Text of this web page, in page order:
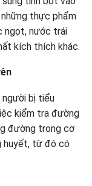
thực phẩm
ngọt, nước trái
kích thích khác.
người bị tiểu
kiểm tra đường
đường trong cơ
huyết, từ đó có